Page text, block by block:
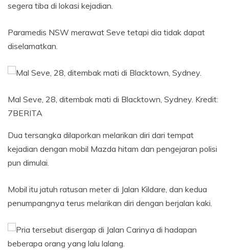
segera tiba di lokasi kejadian.
Paramedis NSW merawat Seve tetapi dia tidak dapat
diselamatkan.
Mal Seve, 28, ditembak mati di Blacktown, Sydney. Kredit:
7BERITA
Dua tersangka dilaporkan melarikan diri dari tempat
kejadian dengan mobil Mazda hitam dan pengejaran polisi
pun dimulai.
Mobil itu jatuh ratusan meter di Jalan Kildare, dan kedua
penumpangnya terus melarikan diri dengan berjalan kaki.